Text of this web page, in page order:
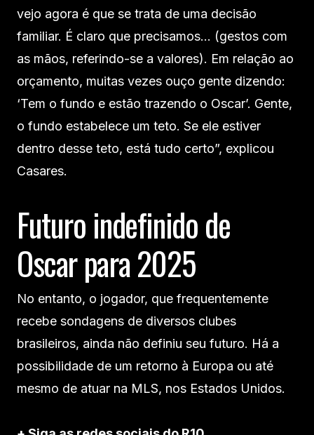
vejo agora é que se trata de uma decisão
familiar. É claro que precisamos… (gestos com
as mãos, referindo-se a valores). Em relação ao
orçamento, muitas vezes ouço gente dizendo:
‘Tem o fundo e estão trazendo o Oscar’. Gente,
o fundo estabelece um teto. Se ele estiver
dentro desse teto, está tudo certo”, explicou
Casares.
Futuro indefinido de
Oscar para 2025
No entanto, o jogador, que frequentemente
recebe sondagens de diversos clubes
brasileiros, ainda não definiu seu futuro. Há a
possibilidade de um retorno à Europa ou até
mesmo de atuar na MLS, nos Estados Unidos.